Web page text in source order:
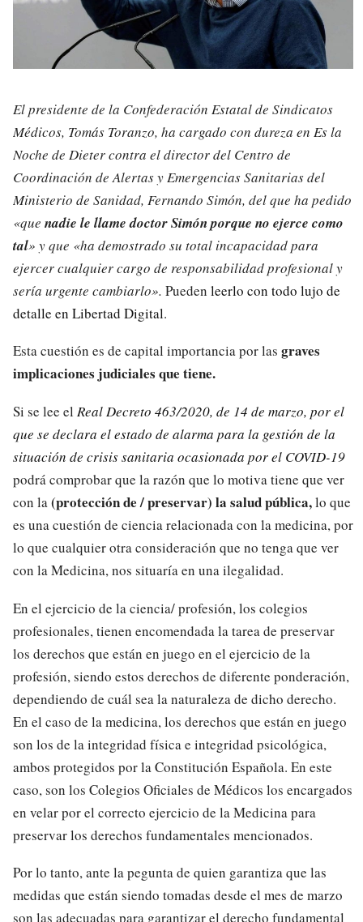
El presidente de la Confederación Estatal de Sindicatos
Médicos, Tomás Toranzo, ha cargado con dureza en Es la
Noche de Dieter contra el director del Centro de
Coordinación de Alertas y Emergencias Sanitarias del
Ministerio de Sanidad, Fernando Simón, del que ha pedido
«que nadie le llame doctor Simón porque no ejerce como
tal» y que «ha demostrado su total incapacidad para
ejercer cualquier cargo de responsabilidad profesional y
sería urgente cambiarlo». Pueden leerlo con todo lujo de
detalle en Libertad Digital.
Esta cuestión es de capital importancia por las graves
implicaciones judiciales que tiene.
Si se lee el Real Decreto 463/2020, de 14 de marzo, por el
que se declara el estado de alarma para la gestión de la
situación de crisis sanitaria ocasionada por el COVID-19
podrá comprobar que la razón que lo motiva tiene que ver
con la(protección de / preservar) la salud pública,lo que
es una cuestión de ciencia relacionada con la medicina, por
lo que cualquier otra consideración que no tenga que ver
con la Medicina, nos situaría en una ilegalidad.
En el ejercicio de la ciencia/ profesión, los colegios
profesionales, tienen encomendada la tarea de preservar
los derechos que están en juego en el ejercicio de la
profesión, siendo estos derechos de diferente ponderación,
dependiendo de cuál sea la naturaleza de dicho derecho.
En el caso de la medicina, los derechos que están en juego
son los de la integridad física e integridad psicológica,
ambos protegidos por la Constitución Española. En este
caso, son los Colegios Oficiales de Médicos los encargados
en velar por el correcto ejercicio de la Medicina para
preservar los derechos fundamentales mencionados.
Por lo tanto, ante la pegunta de quien garantiza que las
medidas que están siendo tomadas desde el mes de marzo
son las adecuadas para garantizar el derecho fundamental